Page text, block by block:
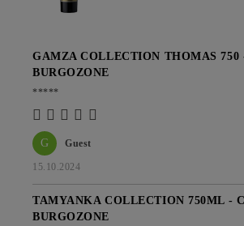
G Guest
15.10.2024
GAMZA COLLECTION THOMAS 750
BURGOZONE
*****
TAMYANKA COLLECTION 750ML -
BURGOZONE